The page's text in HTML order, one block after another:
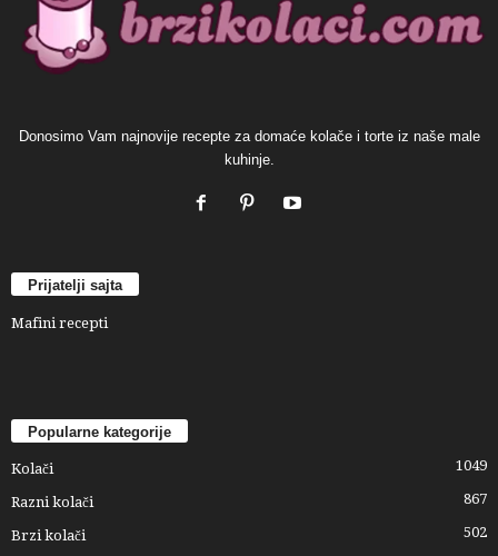
Donosimo Vam najnovije recepte za domaće kolače i torte iz naše male
kuhinje.
Prijatelji sajta
Mafini recepti
Popularne kategorije
Kolači 1049
Razni kolači 867
Brzi kolači 502